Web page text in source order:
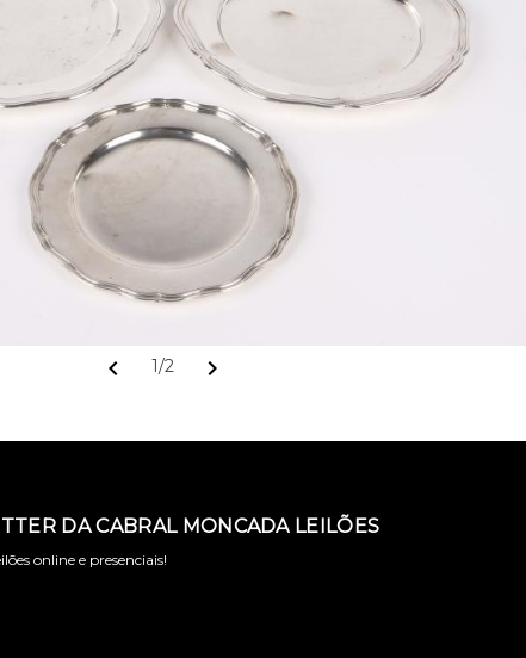
chevron_left 1/2 chevron_right
DA CABRAL MONCADA LEILÕES
online e presenciais!